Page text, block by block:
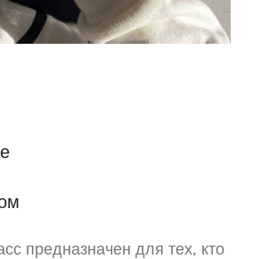
предназначен для тех, кто